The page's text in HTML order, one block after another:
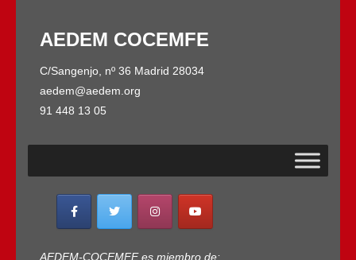
AEDEM COCEMFE
C/Sangenjo, nº 36 Madrid 28034
aedem@aedem.org
91 448 13 05
AEDEM-COCEMFE es miembro de: